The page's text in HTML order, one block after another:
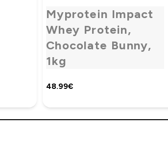
Myprotein Impact
Whey Protein,
Chocolate Bunny,
1kg
48.99€‎